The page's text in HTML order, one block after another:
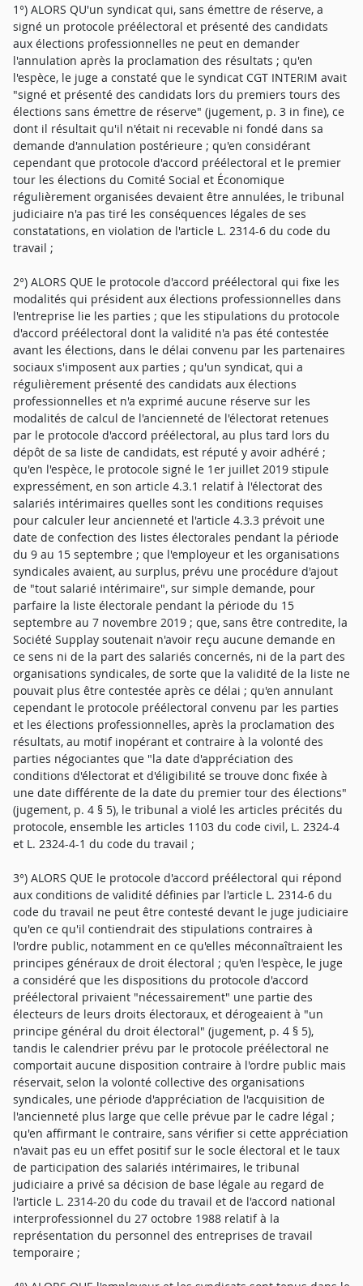
1°) ALORS QU'un syndicat qui, sans émettre de réserve, a
signé un protocole préélectoral et présenté des candidats
aux élections professionnelles ne peut en demander
l'annulation après la proclamation des résultats ; qu'en
l'espèce, le juge a constaté que le syndicat CGT INTERIM avait
"signé et présenté des candidats lors du premiers tours des
élections sans émettre de réserve" (jugement, p. 3 in fine), ce
dont il résultait qu'il n'était ni recevable ni fondé dans sa
demande d'annulation postérieure ; qu'en considérant
cependant que protocole d'accord préélectoral et le premier
tour les élections du Comité Social et Économique
régulièrement organisées devaient être annulées, le tribunal
judiciaire n'a pas tiré les conséquences légales de ses
constatations, en violation de l'article L. 2314-6 du code du
travail ;
2°) ALORS QUE le protocole d'accord préélectoral qui fixe les
modalités qui président aux élections professionnelles dans
l'entreprise lie les parties ; que les stipulations du protocole
d'accord préélectoral dont la validité n'a pas été contestée
avant les élections, dans le délai convenu par les partenaires
sociaux s'imposent aux parties ; qu'un syndicat, qui a
régulièrement présenté des candidats aux élections
professionnelles et n'a exprimé aucune réserve sur les
modalités de calcul de l'ancienneté de l'électorat retenues
par le protocole d'accord préélectoral, au plus tard lors du
dépôt de sa liste de candidats, est réputé y avoir adhéré ;
qu'en l'espèce, le protocole signé le 1er juillet 2019 stipule
expressément, en son article 4.3.1 relatif à l'électorat des
salariés intérimaires quelles sont les conditions requises
pour calculer leur ancienneté et l'article 4.3.3 prévoit une
date de confection des listes électorales pendant la période
du 9 au 15 septembre ; que l'employeur et les organisations
syndicales avaient, au surplus, prévu une procédure d'ajout
de "tout salarié intérimaire", sur simple demande, pour
parfaire la liste électorale pendant la période du 15
septembre au 7 novembre 2019 ; que, sans être contredite, la
Société Supplay soutenait n'avoir reçu aucune demande en
ce sens ni de la part des salariés concernés, ni de la part des
organisations syndicales, de sorte que la validité de la liste ne
pouvait plus être contestée après ce délai ; qu'en annulant
cependant le protocole préélectoral convenu par les parties
et les élections professionnelles, après la proclamation des
résultats, au motif inopérant et contraire à la volonté des
parties négociantes que "la date d'appréciation des
conditions d'électorat et d'éligibilité se trouve donc fixée à
une date différente de la date du premier tour des élections"
(jugement, p. 4 § 5), le tribunal a violé les articles précités du
protocole, ensemble les articles 1103 du code civil, L. 2324-4
et L. 2324-4-1 du code du travail ;
3°) ALORS QUE le protocole d'accord préélectoral qui répond
aux conditions de validité définies par l'article L. 2314-6 du
code du travail ne peut être contesté devant le juge judiciaire
qu'en ce qu'il contiendrait des stipulations contraires à
l'ordre public, notamment en ce qu'elles méconnaîtraient les
principes généraux de droit électoral ; qu'en l'espèce, le juge
a considéré que les dispositions du protocole d'accord
préélectoral privaient "nécessairement" une partie des
électeurs de leurs droits électoraux, et dérogeaient à "un
principe général du droit électoral" (jugement, p. 4 § 5),
tandis le calendrier prévu par le protocole préélectoral ne
comportait aucune disposition contraire à l'ordre public mais
réservait, selon la volonté collective des organisations
syndicales, une période d'appréciation de l'acquisition de
l'ancienneté plus large que celle prévue par le cadre légal ;
qu'en affirmant le contraire, sans vérifier si cette appréciation
n'avait pas eu un effet positif sur le socle électoral et le taux
de participation des salariés intérimaires, le tribunal
judiciaire a privé sa décision de base légale au regard de
l'article L. 2314-20 du code du travail et de l'accord national
interprofessionnel du 27 octobre 1988 relatif à la
représentation du personnel des entreprises de travail
temporaire ;